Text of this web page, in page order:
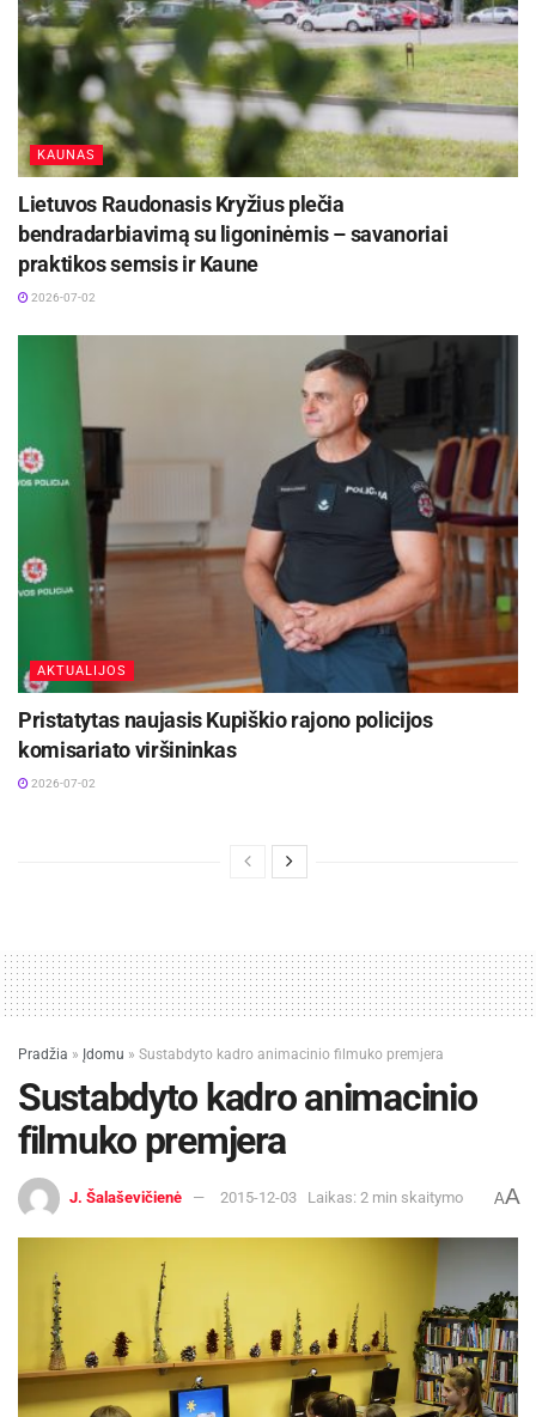
KAUNAS
Lietuvos Raudonasis Kryžius plečia
bendradarbiavimą su ligoninėmis – savanoriai
praktikos semsis ir Kaune
2026-07-02
AKTUALIJOS
Pristatytas naujasis Kupiškio rajono policijos
komisariato viršininkas
2026-07-02
Pradžia » Įdomu » Sustabdyto kadro animacinio filmuko premjera
Sustabdyto kadro animacinio
filmuko premjera
J. Šalaševičienė 2015-12-03 Laikas: 2 min skaitymo AA